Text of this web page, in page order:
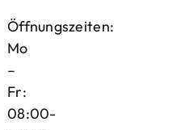
Öffnungszeiten:
Mo
–
Fr:
08:00-